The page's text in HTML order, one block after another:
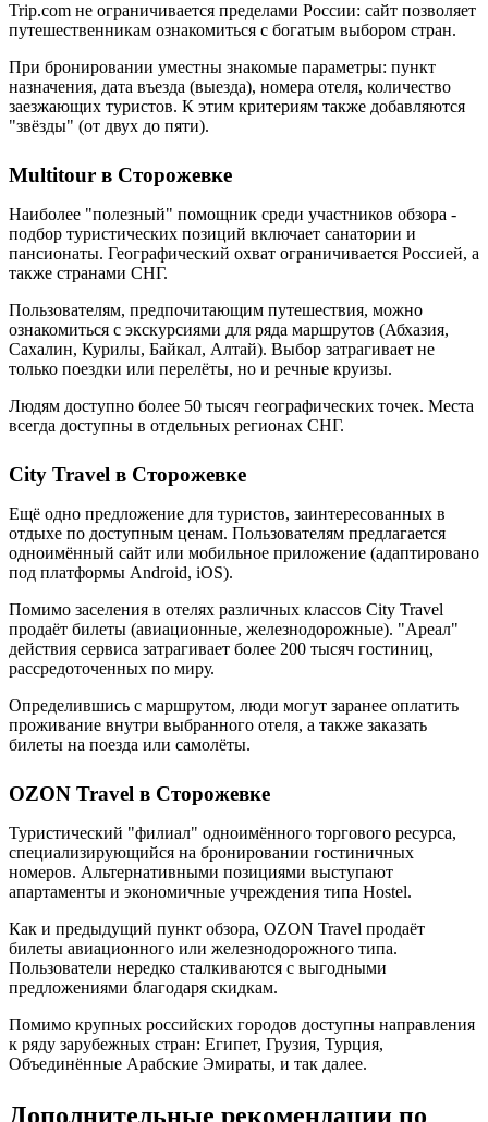
Trip.com не ограничивается пределами России: сайт позволяет
путешественникам ознакомиться с богатым выбором стран.
При бронировании уместны знакомые параметры: пункт
назначения, дата въезда (выезда), номера отеля, количество
заезжающих туристов. К этим критериям также добавляются
"звёзды" (от двух до пяти).
Multitour в Сторожевке
Наиболее "полезный" помощник среди участников обзора -
подбор туристических позиций включает санатории и
пансионаты. Географический охват ограничивается Россией, а
также странами СНГ.
Пользователям, предпочитающим путешествия, можно
ознакомиться с экскурсиями для ряда маршрутов (Абхазия,
Сахалин, Курилы, Байкал, Алтай). Выбор затрагивает не
только поездки или перелёты, но и речные круизы.
Людям доступно более 50 тысяч географических точек. Места
всегда доступны в отдельных регионах СНГ.
City Travel в Сторожевке
Ещё одно предложение для туристов, заинтересованных в
отдыхе по доступным ценам. Пользователям предлагается
одноимённый сайт или мобильное приложение (адаптировано
под платформы Android, iOS).
Помимо заселения в отелях различных классов City Travel
продаёт билеты (авиационные, железнодорожные). "Ареал"
действия сервиса затрагивает более 200 тысяч гостиниц,
рассредоточенных по миру.
Определившись с маршрутом, люди могут заранее оплатить
проживание внутри выбранного отеля, а также заказать
билеты на поезда или самолёты.
OZON Travel в Сторожевке
Туристический "филиал" одноимённого торгового ресурса,
специализирующийся на бронировании гостиничных
номеров. Альтернативными позициями выступают
апартаменты и экономичные учреждения типа Hostel.
Как и предыдущий пункт обзора, OZON Travel продаёт
билеты авиационного или железнодорожного типа.
Пользователи нередко сталкиваются с выгодными
предложениями благодаря скидкам.
Помимо крупных российских городов доступны направления
к ряду зарубежных стран: Египет, Грузия, Турция,
Объединённые Арабские Эмираты, и так далее.
Дополнительные рекомендации по